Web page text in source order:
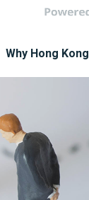
Why Hong Kong